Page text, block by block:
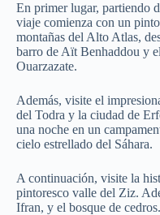
En primer lugar, partiendo
viaje comienza con un
montañas del Alto Atlas,
barro de Aït Benhaddou y
Ouarzazate.
Además, visite el
del Todra y la ciudad de
una noche en un
cielo estrellado del Sáhara.
A continuación, visite la
pintoresco valle del Ziz.
Ifran, y el bosque de cedros.